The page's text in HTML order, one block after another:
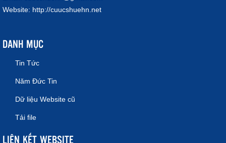
Website: http://cuucshuehn.net
DANH MỤC
Tin Tức
Năm Đức Tin
Dữ liệu Website cũ
Tải file
LIÊN KẾT WEBSITE